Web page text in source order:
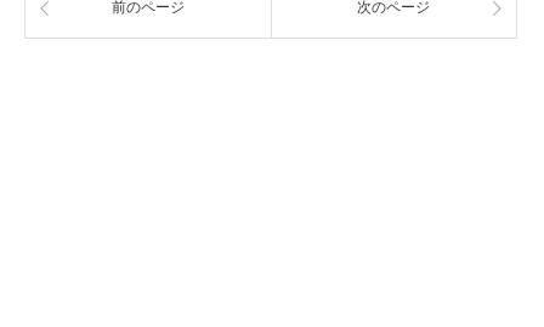
前のページ 次のページ